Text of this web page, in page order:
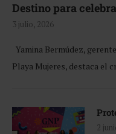
Destino para
3 julio, 2026
Yamina Bermúdez,
Playa Mujeres, destaca el
2